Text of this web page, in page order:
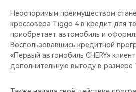
Неоспоримым преимуществом
кроссовера Tiggo 4 в кредит для
приобретает автомобиль и
Воспользовавшись кредитной
«Первый автомобиль CHERY»
дополнительную выгоду в размере